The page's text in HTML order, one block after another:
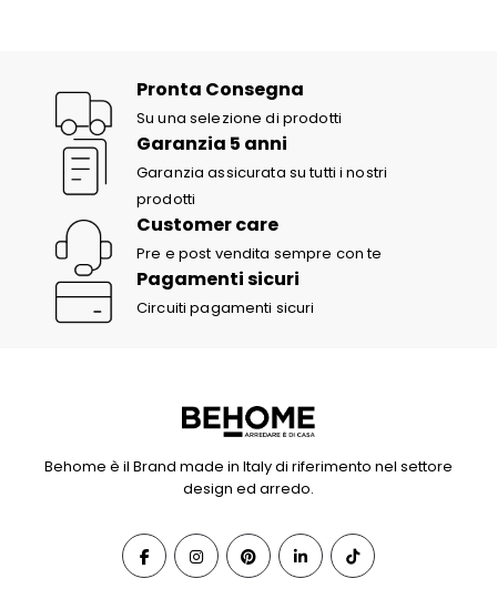
Pronta Consegna
Su una selezione di prodotti
Garanzia 5 anni
Garanzia assicurata su tutti i nostri
prodotti
Customer care
Pre e post vendita sempre con te
Pagamenti sicuri
Circuiti pagamenti sicuri
Behome è il Brand made in Italy di riferimento nel settore
design ed arredo.